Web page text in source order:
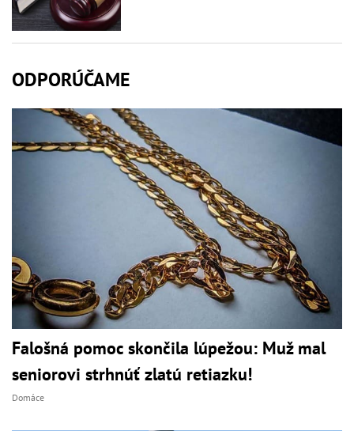
ODPORÚČAME
Falošná pomoc skončila lúpežou: Muž mal
seniorovi strhnúť zlatú retiazku!
Domáce